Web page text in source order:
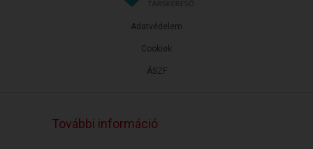
ÁSZF
Adatvédelem
Cookiek
További információ